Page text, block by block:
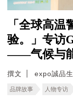
「全球高温
验。」专访
——气候与
撰文 expo誠品
品牌故事 人物专访